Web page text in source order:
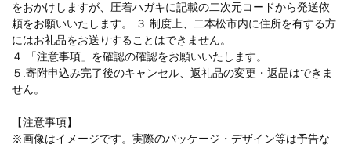
をおかけしますが、圧着ハガキに記載の二次元コードから発送依
頼をお願いいたします。 ３.制度上、二本松市内に住所を有する方
にはお礼品をお送りすることはできません。
４.「注意事項」を確認の確認をお願いいたします。
５.寄附申込み完了後のキャンセル、返礼品の変更・返品はできま
せん。
【注意事項】
※画像はイメージです。実際のパッケージ・デザイン等は予告な